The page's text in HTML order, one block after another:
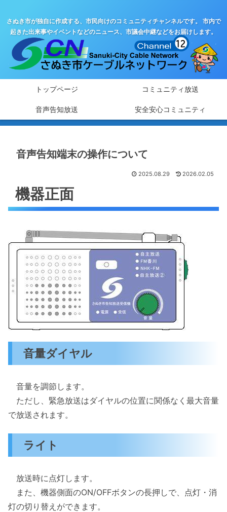
さぬき市が独自に作成する、市民向けのコミュニティチャンネルです。 市内で
起きた出来事やイベントなどのニュース、市議会中継などをお届けします。
トップページ コミュニティ放送
音声告知放送 安全安心コミュニティ
音声告知端末の操作について
2025.08.29 2026.02.05
機器正面
音量ダイヤル
音量を調節します。
ただし、緊急放送はダイヤルの位置に関係なく最大音量
で放送されます。
ライト
放送時に点灯します。
また、機器側面のON/OFFボタンの長押しで、点灯・消
灯の切り替えができます。